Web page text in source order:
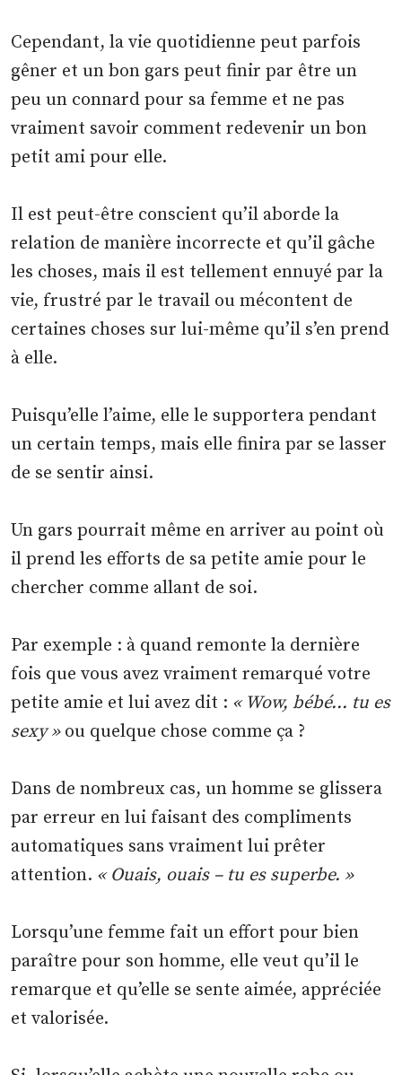
Cependant, la vie quotidienne peut parfois
gêner et un bon gars peut finir par être un
peu un connard pour sa femme et ne pas
vraiment savoir comment redevenir un bon
petit ami pour elle.
Il est peut-être conscient qu’il aborde la
relation de manière incorrecte et qu’il gâche
les choses, mais il est tellement ennuyé par la
vie, frustré par le travail ou mécontent de
certaines choses sur lui-même qu’il s’en prend
à elle.
Puisqu’elle l’aime, elle le supportera pendant
un certain temps, mais elle finira par se lasser
de se sentir ainsi.
Un gars pourrait même en arriver au point où
il prend les efforts de sa petite amie pour le
chercher comme allant de soi.
Par exemple : à quand remonte la dernière
fois que vous avez vraiment remarqué votre
petite amie et lui avez dit : « Wow, bébé… tu es
sexy »ou quelque chose comme ça ?
Dans de nombreux cas, un homme se glissera
par erreur en lui faisant des compliments
automatiques sans vraiment lui prêter
attention. « Ouais, ouais – tu es superbe. »
Lorsqu’une femme fait un effort pour bien
paraître pour son homme, elle veut qu’il le
remarque et qu’elle se sente aimée, appréciée
et valorisée.